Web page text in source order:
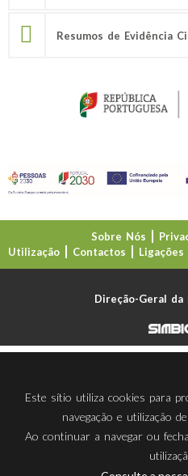
Resumos de Evidência
Sobre Nós
Utilização
Contactos Ligações
Direção-Geral da
Este sítio utiliza cookies para
navegação e utilização
Ao continuar a navegar ou